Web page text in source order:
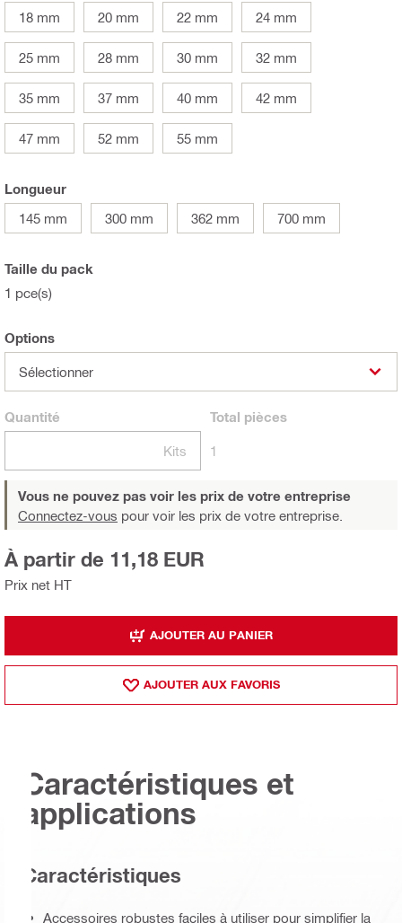
18 mm 20 mm 22 mm 24 mm
25 mm 28 mm 30 mm 32 mm
35 mm 37 mm 40 mm 42 mm
47 mm 52 mm 55 mm
Longueur
145 mm
300 mm 362 mm 700 mm
Taille du pack
1 pce(s)
Options
Sélectionner
Quantité
Kits
Total pièces
1
Vous ne pouvez pas voir les prix de votre entreprise
Connectez-vous pour voir les prix de votre entreprise.
Prix net HT
À partir de 11,18 EUR
AJOUTER AU PANIER
AJOUTER AUX FAVORIS
Caractéristiques et
applications
Caractéristiques
Accessoires robustes faciles à utiliser pour simplifier la